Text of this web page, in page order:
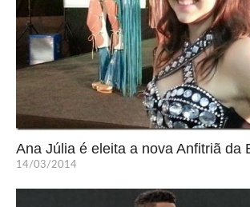
Ana Júlia é eleita a nova Anfitriã da
14/03/2014